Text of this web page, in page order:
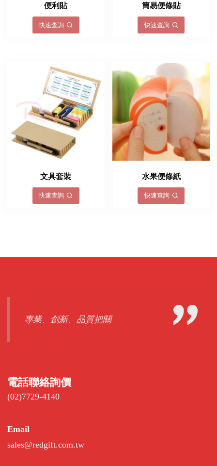
便利貼
快速查詢
簡易便條貼
快速查詢
文具套裝
快速查詢
水果便條紙
快速查詢
專業、創新、品質把關
電話聯絡詢價
(02)7729-4140
Email
sales@redgift.com.tw